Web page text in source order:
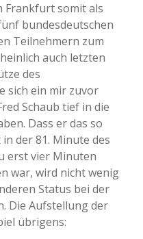
Frankfurt somit als
bundesdeutschen
Teilnehmern zum
auch letzten
des
sich ein mir zuvor
Schaub tief in die
Dass er das so
der 81. Minute des
erst vier Minuten
war, wird nicht wenig
Status bei der
Die Aufstellung der
übrigens: